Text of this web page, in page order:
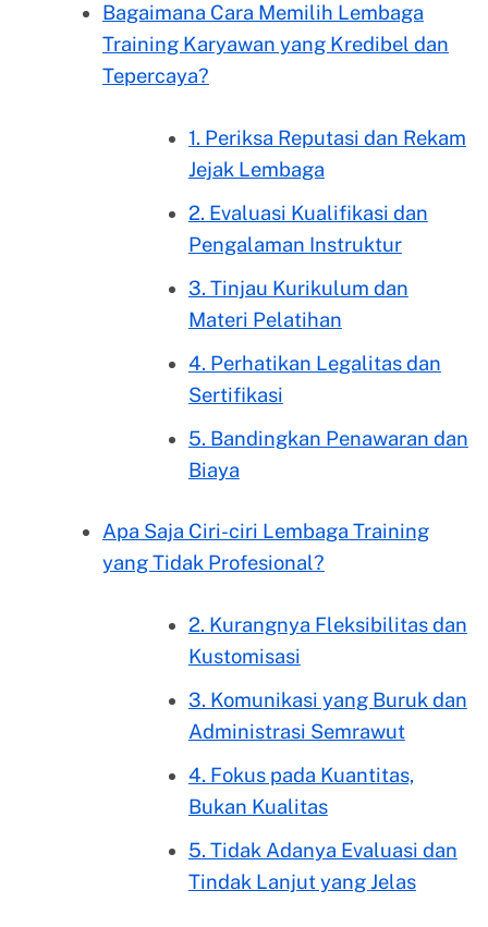
Bagaimana Cara Memilih Lembaga
Training Karyawan yang Kredibel dan
Tepercaya?
1. Periksa Reputasi dan Rekam
Jejak Lembaga
2. Evaluasi Kualifikasi dan
Pengalaman Instruktur
3. Tinjau Kurikulum dan
Materi Pelatihan
4. Perhatikan Legalitas dan
Sertifikasi
5. Bandingkan Penawaran dan
Biaya
Apa Saja Ciri-ciri Lembaga Training
yang Tidak Profesional?
2. Kurangnya Fleksibilitas dan
Kustomisasi
3. Komunikasi yang Buruk dan
Administrasi Semrawut
4. Fokus pada Kuantitas,
Bukan Kualitas
5. Tidak Adanya Evaluasi dan
Tindak Lanjut yang Jelas